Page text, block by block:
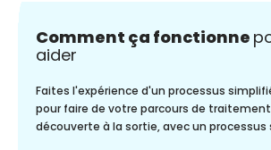
Comment ça fonctionne
aider
Faites l'expérience d'un processus
pour faire de votre parcours de
découverte à la sortie, avec un